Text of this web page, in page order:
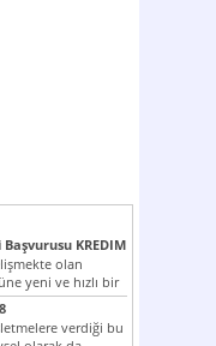
KREDIM
olan
yeni ve hızlı bir
verdiği bu